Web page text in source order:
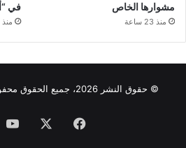
مشوارها الخاص
منذ 23 ساعة
في
منذ 23 ساعة
© حقوق النشر 2026، جميع الحقوق محفوظة |
فيسبوك